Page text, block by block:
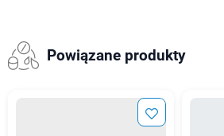
Powiązane produkty